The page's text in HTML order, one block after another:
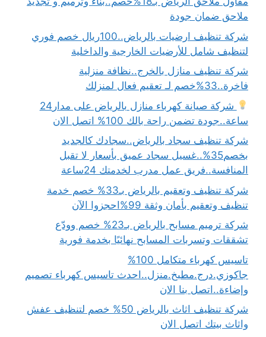
ملاحق ضمان جودة
شركة تنظيف ارضيات بالرياض..100ريال خصم فوري
لتنظيف شامل للأرضيات الخارجية والداخلية
شركة تنظيف منازل بالخرج..نظافة منزلية
فاخرة..33%خصم لـ تعقيم فعال لمنزلك
شركة صيانة كهرباء منازل بالرياض على مدار24
ساعة..جودة تضمن راحة بالك 100% اتصل الان
شركة تنظيف سجاد بالرياض..سجادك كالجديد
بخصم35%..غسيل سجاد عميق بأسعار لا تقبل
المنافسة..فريق عمل مدرب لخدمتك 24ساعة
شركة تنظيف وتعقيم بالرياض بـ33% خصم خدمة
تنظيف وتعقيم بأمان وثقة 99%احجزوا الآن
شركة ترميم مسابح بالرياض بـ23% خصم وودّع
تشققات وتسربات المسابح نهائيًا بخدمة فورية
تاسيس كهرباء متكامل 100%
جاكوزي.درج.مطبخ.منزل..احدث تاسيس كهرباء تصميم
وإضاءة..اتصل بنا الان
شركة تنظيف اثاث بالرياض 50% خصم لتنظيف عفش
واثاث بيتك اتصل الان